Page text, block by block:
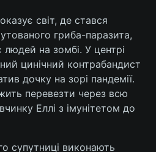
світ, де стався
гриба-паразита,
на зомбі. У центрі
цинічний контрабандист
дочку на зорі пандемії.
перевезти через всю
Еллі з імунітетом до
супутниці виконають